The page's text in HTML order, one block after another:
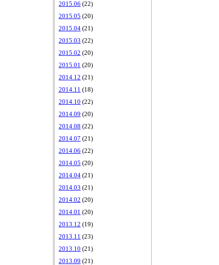
2015.06 (22)
2015.05 (20)
2015.04 (21)
2015.03 (22)
2015.02 (20)
2015.01 (20)
2014.12 (21)
2014.11 (18)
2014.10 (22)
2014.09 (20)
2014.08 (22)
2014.07 (21)
2014.06 (22)
2014.05 (20)
2014.04 (21)
2014.03 (21)
2014.02 (20)
2014.01 (20)
2013.12 (19)
2013.11 (23)
2013.10 (21)
2013.09 (21)